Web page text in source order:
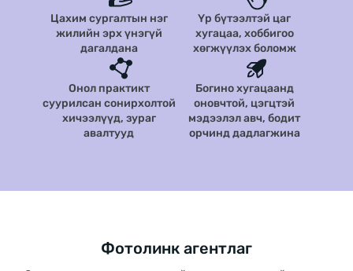
Цахим сургалтын нэг
жилийн эрх үнэгүй
дагалдана
Үр бүтээлтэй цаг
хугацаа, хоббигоо
хөгжүүлэх боломж
Онол практикт
суурилсан сонирхолтой
хичээлүүд, зураг
авалтууд
Богино хугацаанд
оновчтой, цэгцтэй
мэдээлэл авч, бодит
орчинд дадлагжина
Фотолинк агентлаг